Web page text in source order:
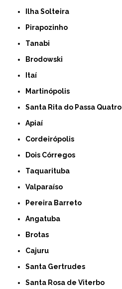
Ilha Solteira
Pirapozinho
Tanabi
Brodowski
Itaí
Martinópolis
Santa Rita do Passa Quatro
Apiaí
Cordeirópolis
Dois Córregos
Taquarituba
Valparaíso
Pereira Barreto
Angatuba
Brotas
Cajuru
Santa Gertrudes
Santa Rosa de Viterbo